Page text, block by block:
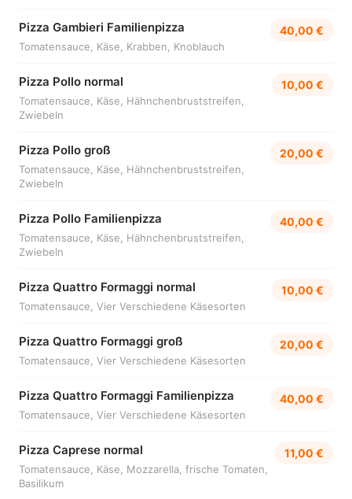
Pizza Gambieri Familienpizza
Tomatensauce, Käse, Krabben, Knoblauch
40,00 €
Pizza Pollo normal
Tomatensauce, Käse, Hähnchenbruststreifen,
Zwiebeln
10,00 €
Pizza Pollo groß
Tomatensauce, Käse, Hähnchenbruststreifen,
Zwiebeln
20,00 €
Pizza Pollo Familienpizza
Tomatensauce, Käse, Hähnchenbruststreifen,
Zwiebeln
40,00 €
Pizza Quattro Formaggi normal
Tomatensauce, Vier Verschiedene Käsesorten
10,00 €
Pizza Quattro Formaggi groß
Tomatensauce, Vier Verschiedene Käsesorten
20,00 €
Pizza Quattro Formaggi Familienpizza
Tomatensauce, Vier Verschiedene Käsesorten
40,00 €
Pizza Caprese normal
Tomatensauce, Käse, Mozzarella, frische Tomaten,
Basilikum
11,00 €